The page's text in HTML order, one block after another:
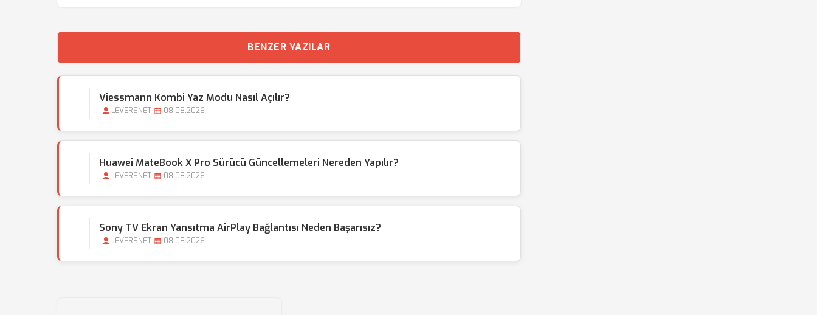
BENZER YAZILAR
Viessmann Kombi Yaz Modu Nasıl Açılır?
LEVERSNET 08.08.2026
Huawei MateBook X Pro Sürücü Güncellemeleri Nereden Yapılır?
LEVERSNET 08.08.2026
Sony TV Ekran Yansıtma AirPlay Bağlantısı Neden Başarısız?
LEVERSNET 08.08.2026